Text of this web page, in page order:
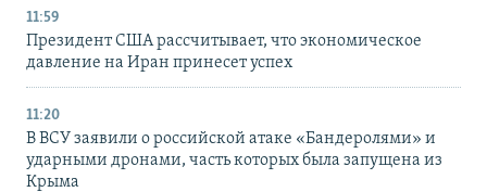
11:59
Президент США рассчитывает, что экономическое
давление на Иран принесет успех
11:20
В ВСУ заявили о российской атаке «Бандеролями» и
ударными дронами, часть которых была запущена из
Крыма